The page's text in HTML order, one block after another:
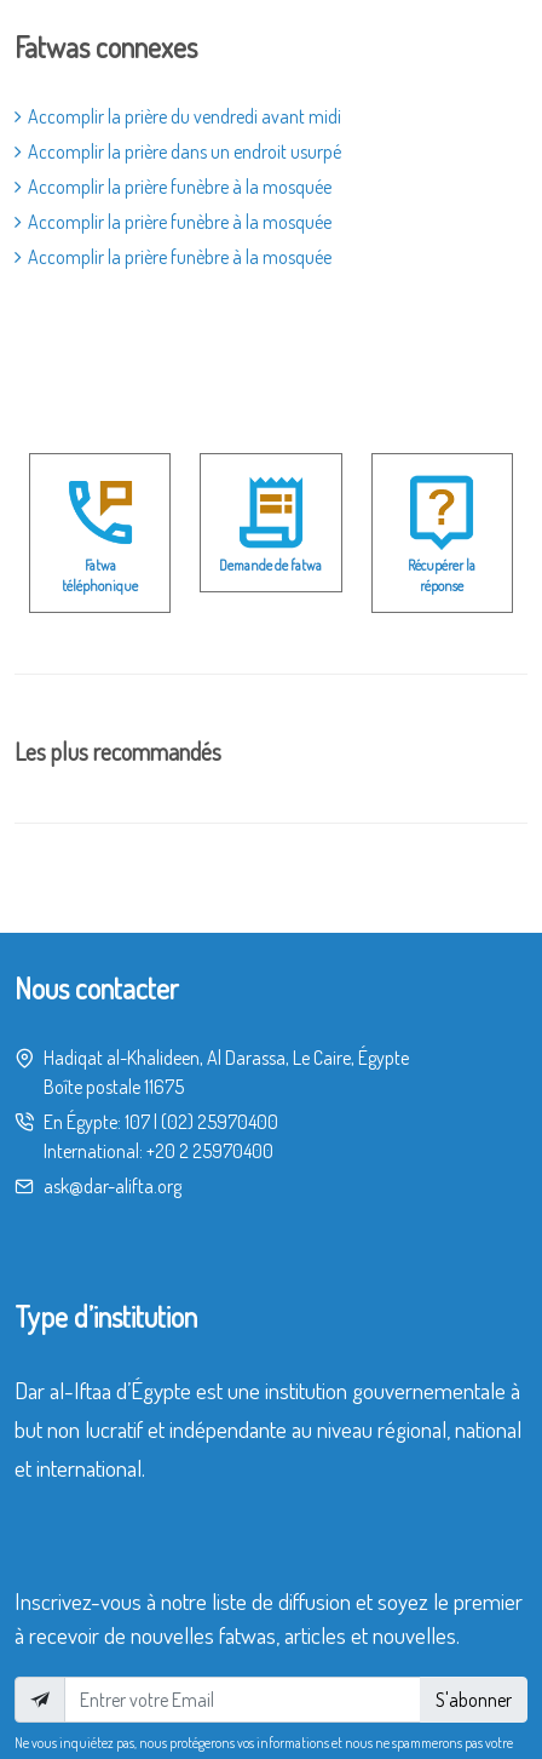
Fatwas connexes
Accomplir la prière du vendredi avant midi
Accomplir la prière dans un endroit usurpé
Accomplir la prière funèbre à la mosquée
Accomplir la prière funèbre à la mosquée
Accomplir la prière funèbre à la mosquée
Fatwa
téléphonique
Demande de fatwa
Récupérer la
réponse
Les plus recommandés
Nous contacter
Hadiqat al-Khalideen, Al Darassa, Le Caire, Égypte
Boîte postale 11675
En Égypte: 107| (02) 25970400
International: +20 2 25970400
ask@dar-alifta.org
Type d’institution
Dar al-Iftaa d’Égypte est une institution gouvernementale à
but non lucratif et indépendante au niveau régional, national
et international.
Inscrivez-vous à notre liste de diffusion et soyez le premier
à recevoir de nouvelles fatwas, articles et nouvelles.
S'abonner
Ne vous inquiétez pas, nous protégerons vos informations et nous ne spammerons pas votre